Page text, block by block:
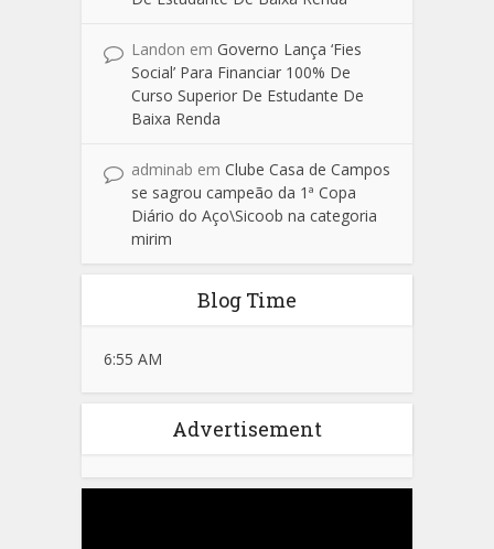
Landon em Governo Lança ‘Fies
Social’ Para Financiar 100% De
Curso Superior De Estudante De
Baixa Renda
adminab em Clube Casa de Campos
se sagrou campeão da 1ª Copa
Diário do Aço\Sicoob na categoria
mirim
Blog Time
6:55 AM
Advertisement